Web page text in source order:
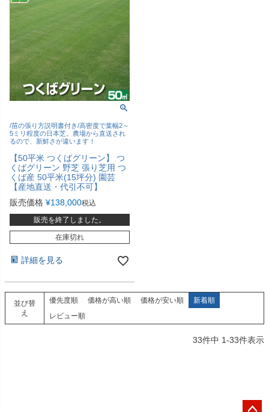
/苗の張り方説明書付き/高密度で葉幅2～
5ミリ程度の日本芝。農場から直送され
るので、新鮮さが違います！
【50平米 つくばグリーン】 つ
くばグリーン 野芝 張り芝用 つ
くば産 50平米(15坪分) 園芸
【産地直送・代引不可】
販売価格 ¥138,000税込
販売を終了しました。
在庫切れ
詳細を見る
並び替
え
優先度順 価格が高い順 価格が安い順
新着順
レビュー順
33件中 1-33件表示